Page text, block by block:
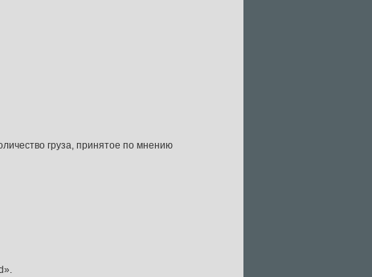
груза, принятое по мнению